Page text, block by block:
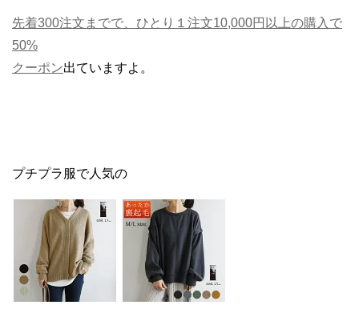
先着300注文までで、ひとり１注文10,000円以上の購入で
50%
クーポン出ていますよ。
プチプラ服で人気の